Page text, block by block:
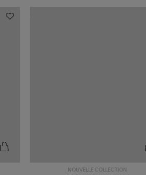
NOUVELLE COLLECTION